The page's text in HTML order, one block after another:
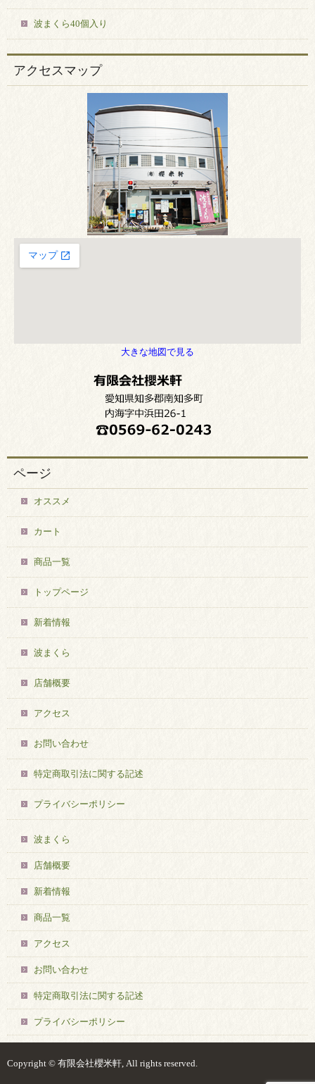
波まくら40個入り
アクセスマップ
大きな地図で見る
ページ
オススメ
カート
商品一覧
トップページ
新着情報
波まくら
店舗概要
アクセス
お問い合わせ
特定商取引法に関する記述
プライバシーポリシー
波まくら
店舗概要
新着情報
商品一覧
アクセス
お問い合わせ
特定商取引法に関する記述
プライバシーポリシー
Copyright © 有限会社櫻米軒, All rights reserved.